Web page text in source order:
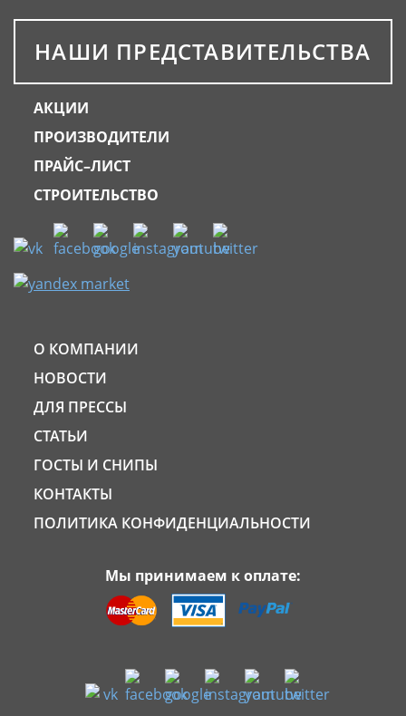
НАШИ ПРЕДСТАВИТЕЛЬСТВА
АКЦИИ
ПРОИЗВОДИТЕЛИ
ПРАЙС–ЛИСТ
СТРОИТЕЛЬСТВО
О КОМПАНИИ
НОВОСТИ
ДЛЯ ПРЕССЫ
СТАТЬИ
ГОСТЫ И СНИПЫ
КОНТАКТЫ
ПОЛИТИКА КОНФИДЕНЦИАЛЬНОСТИ
Мы принимаем к оплате: